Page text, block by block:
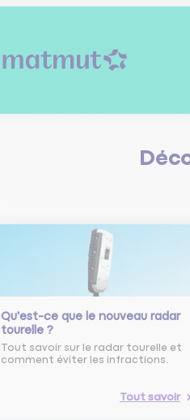
Qu'est-ce que le nouveau radar
tourelle ?
Tout savoir sur le radar tourelle et
comment éviter les infractions.
Tout savoir